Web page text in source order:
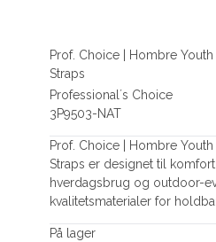
Prof. Choice | Hombre
Straps
Professional´s Choice
3P9503-NAT
Prof. Choice | Hombre
Straps er designet til
hverdagsbrug og outdoor-
kvalitetsmaterialer for
På lager